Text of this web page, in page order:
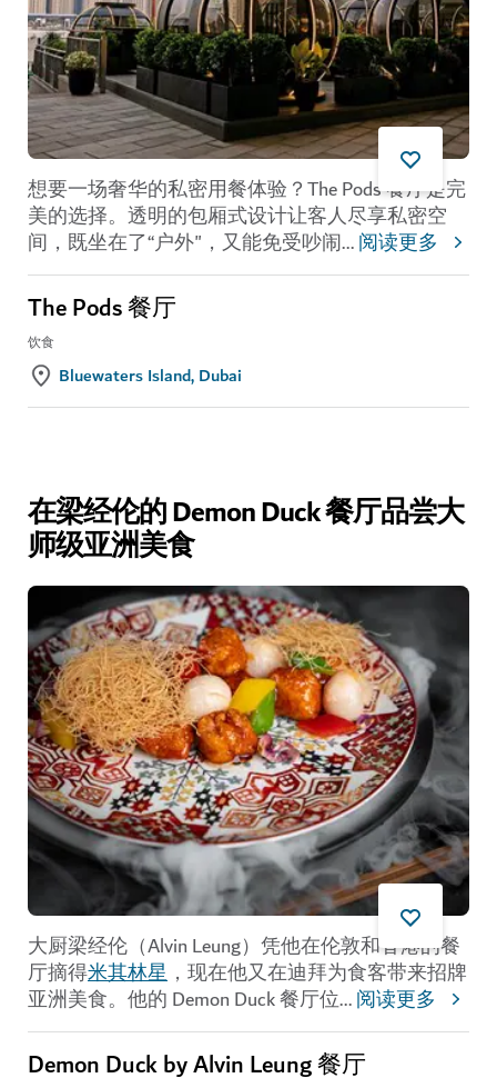
想要一场奢华的私密用餐体验？The Pods 餐厅是完
美的选择。透明的包厢式设计让客人尽享私密空
间，既坐在了“户外"，又能免受吵闹...阅读更多
The Pods 餐厅
饮食
Bluewaters Island, Dubai
在梁经伦的 Demon Duck 餐厅品尝大
师级亚洲美食
大厨梁经伦（Alvin Leung）凭他在伦敦和香港的餐
厅摘得米其林星 ，现在他又在迪拜为食客带来招牌
亚洲美食。他的 Demon Duck 餐厅位...阅读更多
Demon Duck by Alvin Leung 餐厅